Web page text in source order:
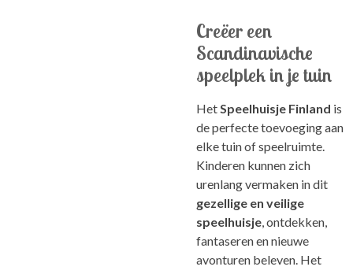
Creëer een
Scandinavische
speelplek in je tuin
HetSpeelhuisje Finland is
de perfecte toevoeging aan
elke tuin of speelruimte.
Kinderen kunnen zich
urenlang vermaken in dit
gezellige en veilige
speelhuisje, ontdekken,
fantaseren en nieuwe
avonturen beleven. Het